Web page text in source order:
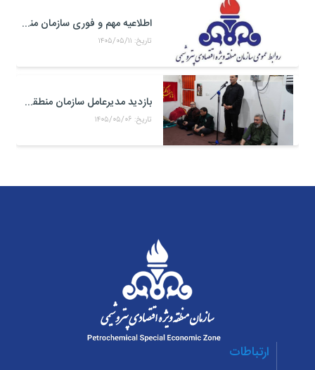
اطلاعیه مهم و فوری سازمان منطقه ویژه اقتصادی پتروشیمی
تاریخ: ۱۴۰۵/۰۵/۱۱
بازدید مدیرعامل سازمان منطقه ویژه اقتصادی پتروشیمی از موکب حضرت علی اکبر(ع) کارکنان منطقه ویژه اقتصادی پتروشیمی در مرز شلمچه
تاریخ: ۱۴۰۵/۰۵/۰۶
ارتباطات